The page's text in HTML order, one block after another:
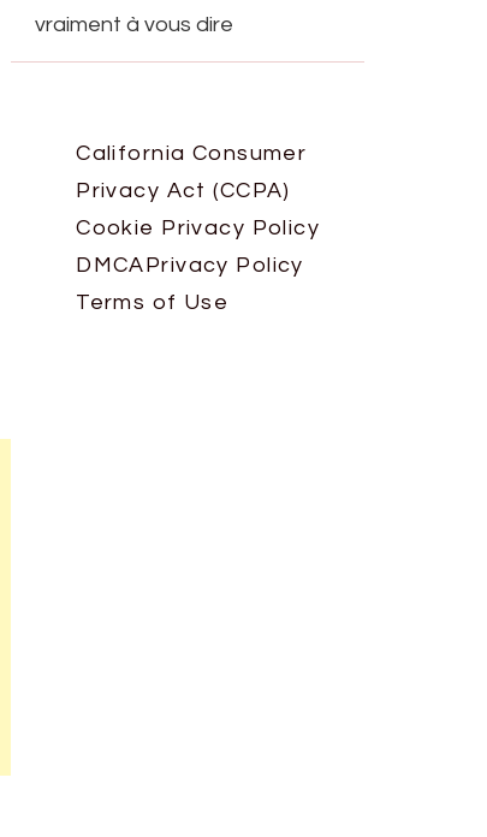
vraiment à vous dire
California Consumer
Privacy Act (CCPA)
Cookie Privacy Policy
DMCAPrivacy Policy
Terms of Use